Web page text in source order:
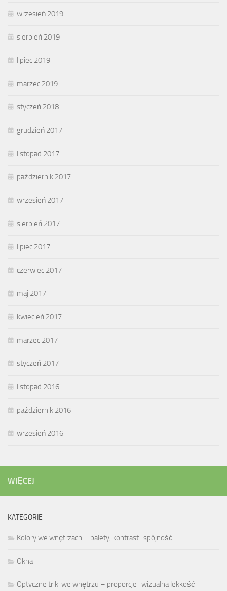
wrzesień 2019
sierpień 2019
lipiec 2019
marzec 2019
styczeń 2018
grudzień 2017
listopad 2017
październik 2017
wrzesień 2017
sierpień 2017
lipiec 2017
czerwiec 2017
maj 2017
kwiecień 2017
marzec 2017
styczeń 2017
listopad 2016
październik 2016
wrzesień 2016
WIĘCEJ
KATEGORIE
Kolory we wnętrzach – palety, kontrast i spójność
Okna
Optyczne triki we wnętrzu – proporcje i wizualna lekkość